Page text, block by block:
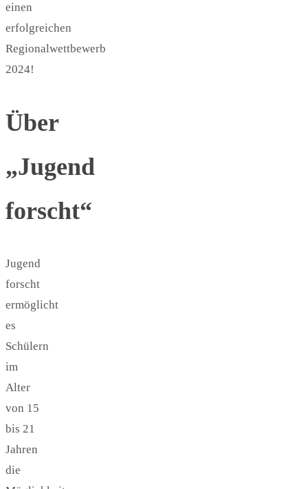
einen
erfolgreichen
Regionalwettbewerb
2024!
Über
„Jugend
forscht“
Jugend
forscht
ermöglicht
es
Schülern
im
Alter
von 15
bis 21
Jahren
die